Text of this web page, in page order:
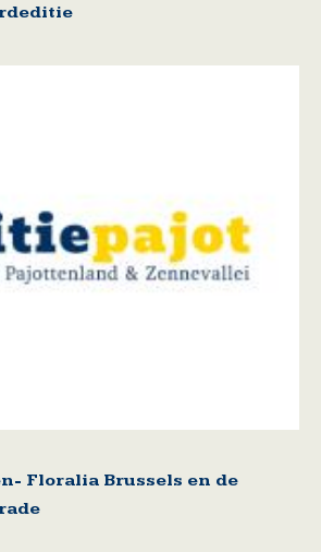
Floralia Brussels en de